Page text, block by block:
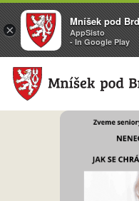
×
Mníšek pod
AppSisto
- In Google Play